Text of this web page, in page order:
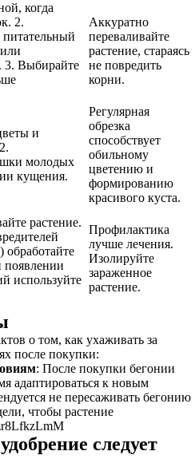
когда
2.
3. Выбирайте
Аккуратно
переваливайте
растение, стараясь
не повредить
корни.
и
молодых
кущения.
Регулярная
обрезка
способствует
обильному
цветению и
формированию
красивого куста.
растение.
используйте
Профилактика
лучше лечения.
Изолируйте
зараженное
растение.
о том, как ухаживать за
после покупки:
: После покупки бегонии
адаптироваться к новым
не пересаживать бегонию
чтобы растение
следует